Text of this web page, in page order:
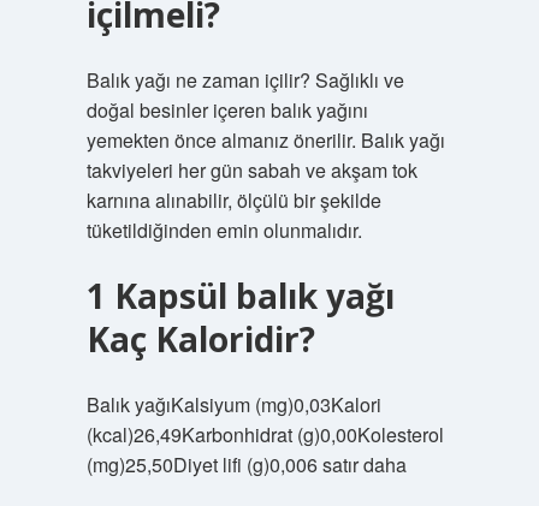
içilmeli?
Balık yağı ne zaman içilir? Sağlıklı ve
doğal besinler içeren balık yağını
yemekten önce almanız önerilir. Balık yağı
takviyeleri her gün sabah ve akşam tok
karnına alınabilir, ölçülü bir şekilde
tüketildiğinden emin olunmalıdır.
1 Kapsül balık yağı
Kaç Kaloridir?
Balık yağıKalsiyum (mg)0,03Kalori
(kcal)26,49Karbonhidrat (g)0,00Kolesterol
(mg)25,50Diyet lifi (g)0,006 satır daha